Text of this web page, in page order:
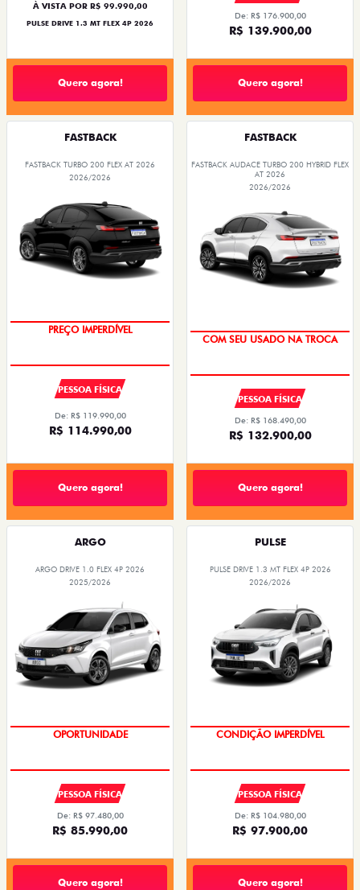
À VISTA POR R$ 99.990,00
PULSE DRIVE 1.3 MT FLEX 4P 2026
Quero agora!
De: R$ 176.900,00
R$ 139.900,00
Quero agora!
FASTBACK
FASTBACK TURBO 200 FLEX AT 2026
2026/2026
PREÇO IMPERDÍVEL
PESSOA FÍSICA
De: R$ 119.990,00
R$ 114.990,00
Quero agora!
FASTBACK
FASTBACK AUDACE TURBO 200 HYBRID FLEX
AT 2026
2026/2026
COM SEU USADO NA TROCA
PESSOA FÍSICA
De: R$ 168.490,00
R$ 132.900,00
Quero agora!
ARGO
ARGO DRIVE 1.0 FLEX 4P 2026
2025/2026
OPORTUNIDADE
PESSOA FÍSICA
De: R$ 97.480,00
R$ 85.990,00
Quero agora!
PULSE
PULSE DRIVE 1.3 MT FLEX 4P 2026
2026/2026
CONDIÇÃO IMPERDÍVEL
PESSOA FÍSICA
De: R$ 104.980,00
R$ 97.900,00
Quero agora!